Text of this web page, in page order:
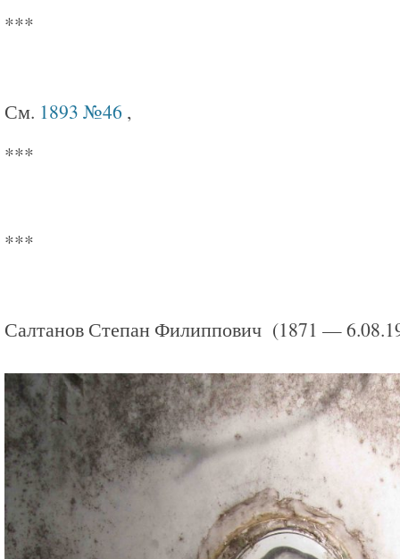
***
См. 1893 №46 ,
***
***
Салтанов Степан Филиппович (1871 —